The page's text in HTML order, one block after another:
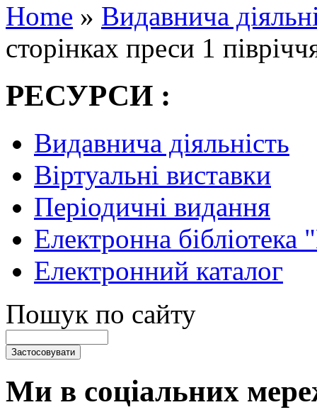
Home » Видавнича
сторінках преси 1
РЕСУРСИ :
Видавнича діяльність
Віртуальні виставки
Періодичні видання
Електронна
Електронний каталог
Пошук по сайту
Ми в соціальних